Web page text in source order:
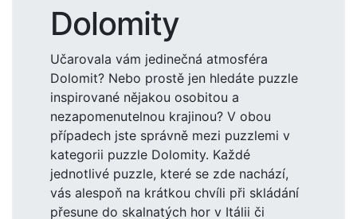
Dolomity
Učarovala vám jedinečná atmosféra
Dolomit? Nebo prostě jen hledáte puzzle
inspirované nějakou osobitou a
nezapomenutelnou krajinou? V obou
případech jste správně mezi puzzlemi v
kategorii puzzle Dolomity. Každé
jednotlivé puzzle, které se zde nachází,
vás alespoň na krátkou chvíli při skládání
přesune do skalnatých hor v Itálii či